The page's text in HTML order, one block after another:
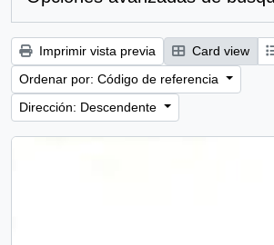
Imprimir vista previa Card view
Ordenar por: Código de referencia
Dirección: Descendente